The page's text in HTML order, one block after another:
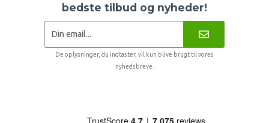
bedste tilbud og nyheder!
De oplysninger, du indtaster, vil kun blive brugt til vores
nyhedsbreve.